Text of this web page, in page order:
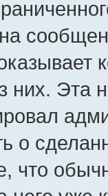
на
них. Эта
о
что